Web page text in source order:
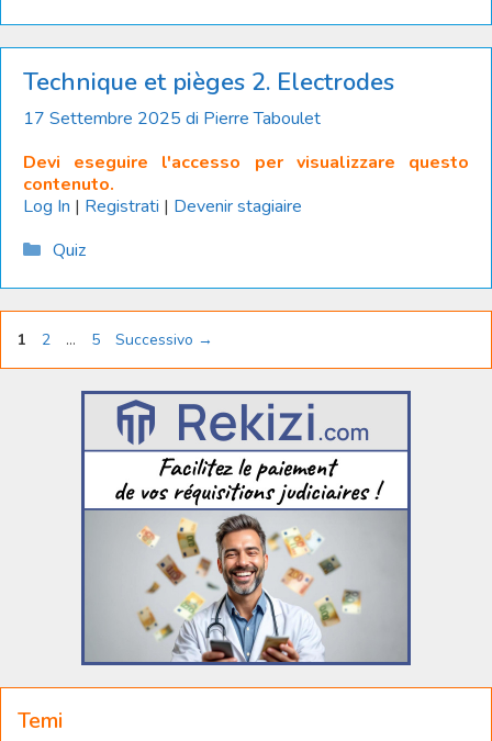
Technique et pièges 2. Electrodes
17 Settembre 2025 di Pierre Taboulet
Devi eseguire l'accesso per visualizzare questo
contenuto.
Log In | Registrati | Devenir stagiaire
Catégories
Quiz
Pagina
1 Pagina
2 … Pagina
5 Successivo →
Temi